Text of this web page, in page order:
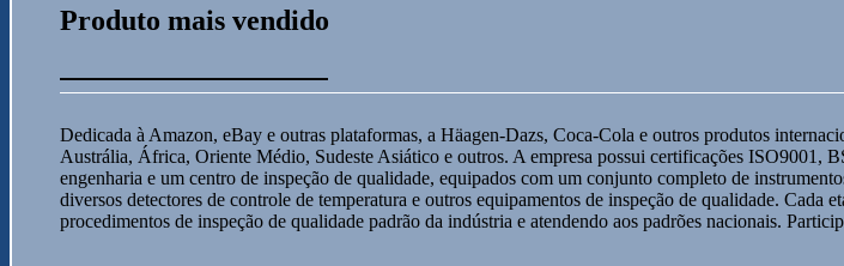
Produto mais vendido
Dedicada à Amazon, eBay e outras plataformas, a Häagen-Dazs, Coca-Cola e outros produtos
Austrália, África, Oriente Médio, Sudeste Asiático e outros. A empresa possui certificações
engenharia e um centro de inspeção de qualidade, equipados com um conjunto completo de
diversos detectores de controle de temperatura e outros equipamentos de inspeção de qualidade.
procedimentos de inspeção de qualidade padrão da indústria e atendendo aos padrões nacionais.